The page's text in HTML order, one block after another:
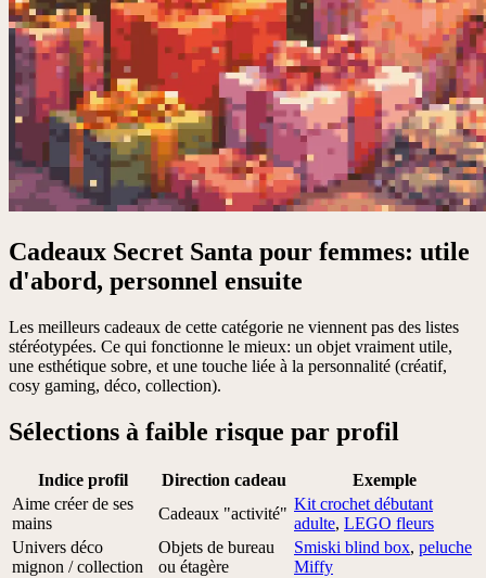
Cadeaux Secret Santa pour femmes: utile
d'abord, personnel ensuite
Les meilleurs cadeaux de cette catégorie ne viennent pas des listes
stéréotypées. Ce qui fonctionne le mieux: un objet vraiment utile,
une esthétique sobre, et une touche liée à la personnalité (créatif,
cosy gaming, déco, collection).
Sélections à faible risque par profil
Indice profil Direction cadeau
Exemple
Aime créer de ses
mains
Cadeaux "activité"
Kit crochet débutant
adulte, LEGO fleurs
Univers déco
mignon / collection
Objets de bureau
ou étagère
Smiski blind box, peluche
Miffy